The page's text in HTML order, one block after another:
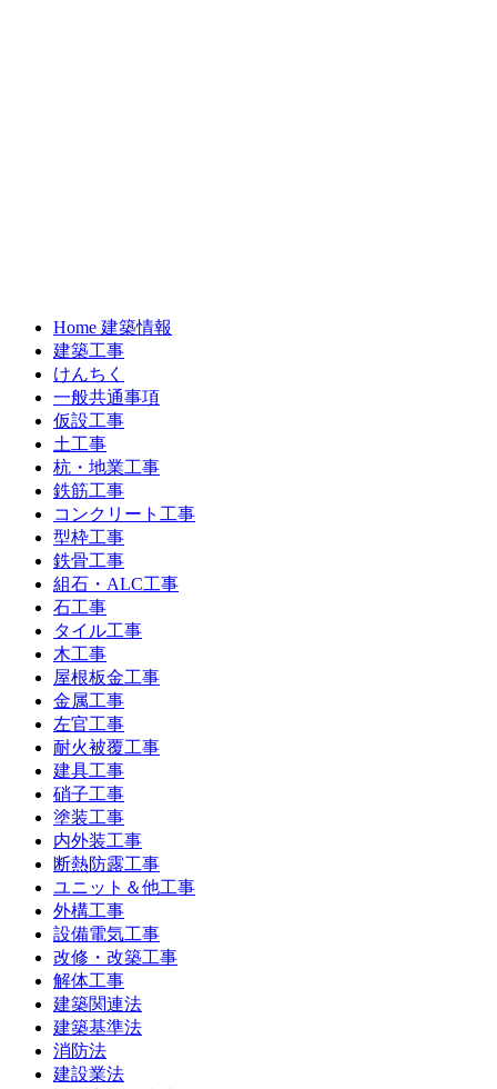
Home 建築情報
建築工事
けんちく
一般共通事項
仮設工事
土工事
杭・地業工事
鉄筋工事
コンクリート工事
型枠工事
鉄骨工事
組石・ALC工事
石工事
タイル工事
木工事
屋根板金工事
金属工事
左官工事
耐火被覆工事
建具工事
硝子工事
塗装工事
内外装工事
断熱防露工事
ユニット＆他工事
外構工事
設備電気工事
改修・改築工事
解体工事
建築関連法
建築基準法
消防法
建設業法